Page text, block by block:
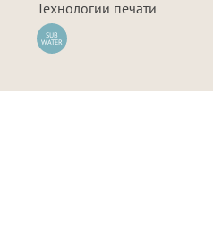
Технологии печати
SUB
WATER